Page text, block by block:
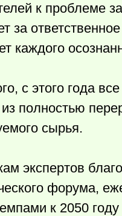
к проблеме
за
каждого
с этого года
полностью
сырья.
экспертов
форума,
к 2050